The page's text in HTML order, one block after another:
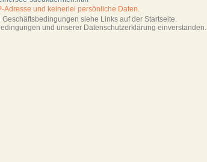
Adresse und keinerlei persönliche Daten.
Geschäftsbedingungen siehe Links auf der Startseite.
und unserer Datenschutzerklärung einverstanden.